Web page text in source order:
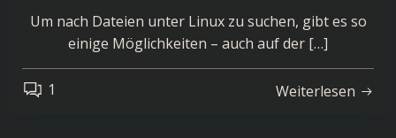
Um nach Dateien unter Linux zu suchen, gibt es so
einige Möglichkeiten – auch auf der […]
1 Weiterlesen